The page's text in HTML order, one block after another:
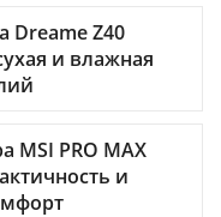
Dreame Z40
и влажная
MSI PRO MAX
и